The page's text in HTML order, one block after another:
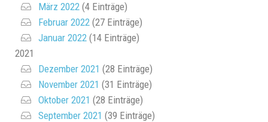
März 2022 (4 Einträge)
Februar 2022 (27 Einträge)
Januar 2022 (14 Einträge)
2021
Dezember 2021 (28 Einträge)
November 2021 (31 Einträge)
Oktober 2021 (28 Einträge)
September 2021 (39 Einträge)